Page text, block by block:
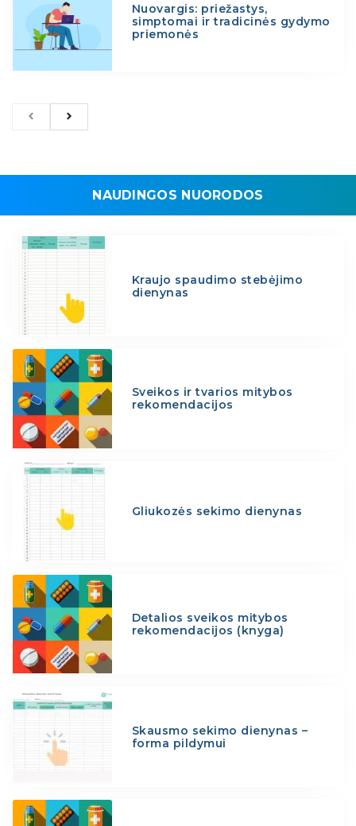
Nuovargis: priežastys,
simptomai ir tradicinės gydymo
priemonės
NAUDINGOS NUORODOS
Kraujo spaudimo stebėjimo
dienynas
Sveikos ir tvarios mitybos
rekomendacijos
Gliukozės sekimo dienynas
Detalios sveikos mitybos
rekomendacijos (knyga)
Skausmo sekimo dienynas –
forma pildymui